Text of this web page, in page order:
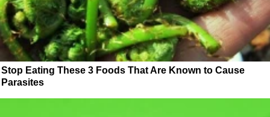
Stop Eating These 3 Foods That Are Known to Cause
Parasites